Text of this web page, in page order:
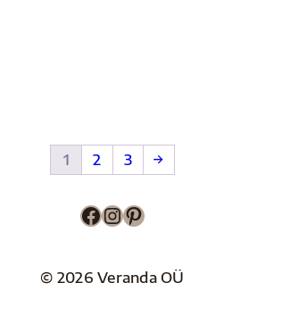
1 2 3 →
Facebook
Instagram
Pinterest
© 2026 Veranda OÜ